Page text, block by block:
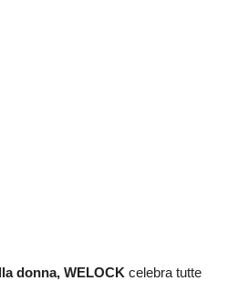
donna, WELOCK celebra tutte